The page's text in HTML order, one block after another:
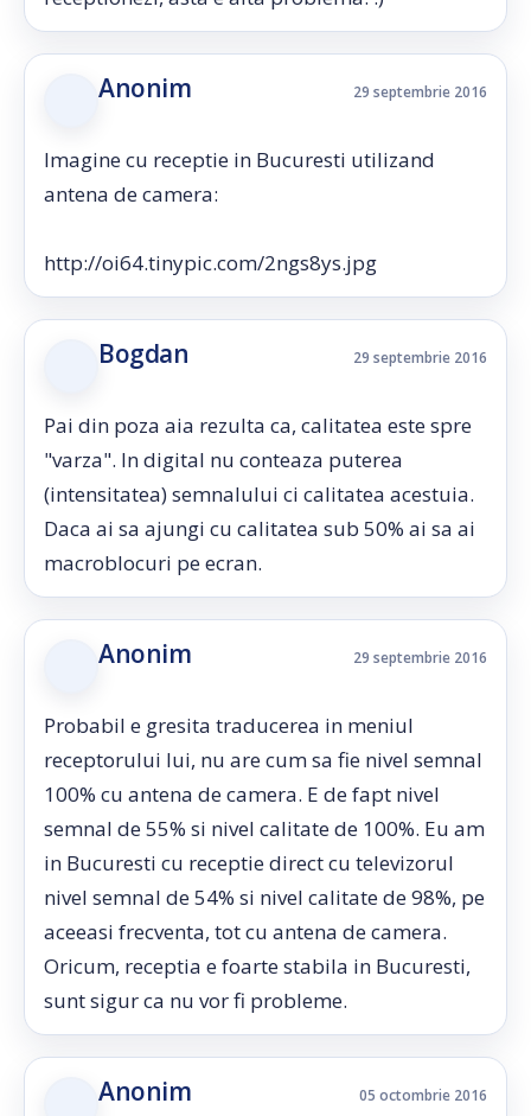
Anonim 29 septembrie 2016
Imagine cu receptie in Bucuresti utilizand
antena de camera:
http://oi64.tinypic.com/2ngs8ys.jpg
Bogdan 29 septembrie 2016
Pai din poza aia rezulta ca, calitatea este spre
"varza". In digital nu conteaza puterea
(intensitatea) semnalului ci calitatea acestuia.
Daca ai sa ajungi cu calitatea sub 50% ai sa ai
macroblocuri pe ecran.
Anonim 29 septembrie 2016
Probabil e gresita traducerea in meniul
receptorului lui, nu are cum sa fie nivel semnal
100% cu antena de camera. E de fapt nivel
semnal de 55% si nivel calitate de 100%. Eu am
in Bucuresti cu receptie direct cu televizorul
nivel semnal de 54% si nivel calitate de 98%, pe
aceeasi frecventa, tot cu antena de camera.
Oricum, receptia e foarte stabila in Bucuresti,
sunt sigur ca nu vor fi probleme.
Anonim 05 octombrie 2016